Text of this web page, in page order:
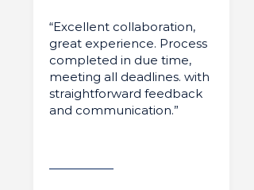
“Excellent collaboration,
great experience. Process
completed in due time,
meeting all deadlines. with
straightforward feedback
and communication.”